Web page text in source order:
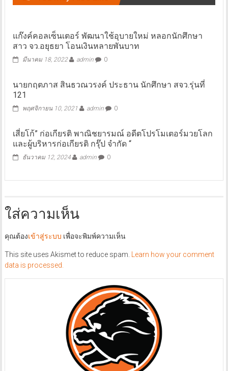
แก๊งค์คอลเซ็นเตอร์ พัฒนาใช้อุบายใหม่ หลอกนักศึกษา
สาว จว.อยุธยา โอนเงินหลายพันบาท
มีนาคม 18, 2022 admin 0
นายกฤตภาส สินธวณวรงค์ ประธาน นักศึกษา สจว.รุ่นที่
121
พฤศจิกายน 10, 2021 admin 0
เสี่ยโก้” ก่อเกียรติ พาณิชยารมณ์ อดีตโปรโมเตอร์มวยโลก
และผู้บริหารก่อเกียรติ กรุ๊ป จำกัด “
ธันวาคม 12, 2024 admin 0
ใส่ความเห็น
คุณต้องเข้าสู่ระบบ เพื่อจะพิมพ์ความเห็น
This site uses Akismet to reduce spam.
Learn how your comment
data is processed.